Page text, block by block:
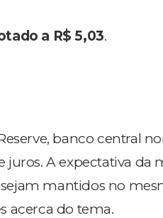
a R$ 5,03.
banco central
juros. A expectativa da
mantidos no
acerca do tema.